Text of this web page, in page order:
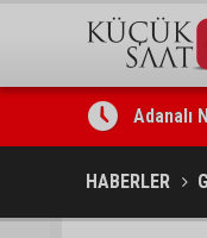
Adanalı
HABERLER